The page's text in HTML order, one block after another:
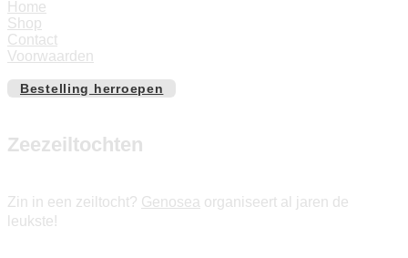
Home
Shop
Contact
Voorwaarden
Bestelling herroepen
Zeezeiltochten
Zin in een zeiltocht? Genosea organiseert al jaren de
leukste!